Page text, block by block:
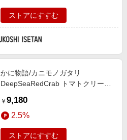
ストアにすすむ
かに物語/カニモノガタリ
DeepSeaRedCrab トマトクリーム
伊勢丹/公式】
￥ 9,180
2.5%
ストアにすすむ